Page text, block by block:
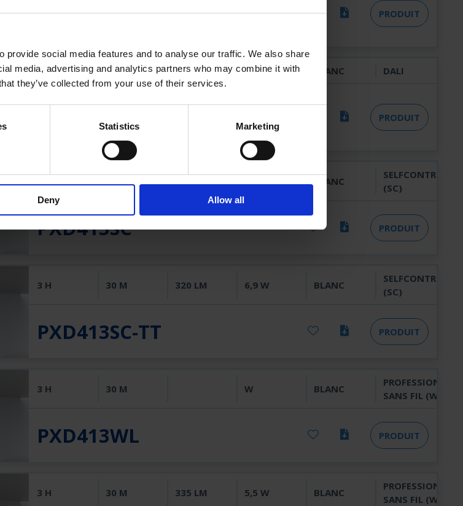
provide social media features and to analyse our traffic. We also share
media, advertising and analytics partners who may combine it with
they’ve collected from your use of their services.
Statistics Marketing
Deny Allow all
PXD413DL PRODUIT
3 H 30 M 335 LM 6,2 W BLANC DALI
PXD413DL-TT PRODUIT
3 H 30 M 320 LM 6,9 W BLANC
SELFCONTROL
(SC)
PXD413SC PRODUIT
3 H 30 M 320 LM 6,9 W BLANC
SELFCONTROL
(SC)
PXD413SC-TT PRODUIT
3 H 30 M W BLANC
PROFESSIONNEL
SANS FIL (WL)
PXD413WL PRODUIT
3 H 30 M 335 LM 5,5 W BLANC
PROFESSIONNEL
SANS FIL (WL)